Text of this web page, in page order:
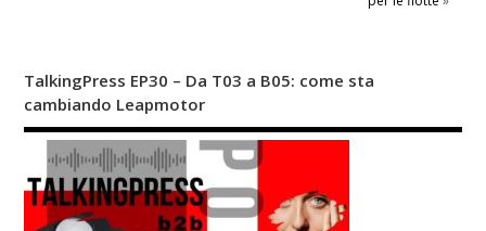
TalkingPress EP30 – Da T03 a B05: come sta
cambiando Leapmotor